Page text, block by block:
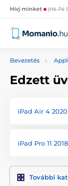
Hívj minket (Hé-Pé
Bevezetés
Edzett
iPad Air 4
iPad Pro 11
További